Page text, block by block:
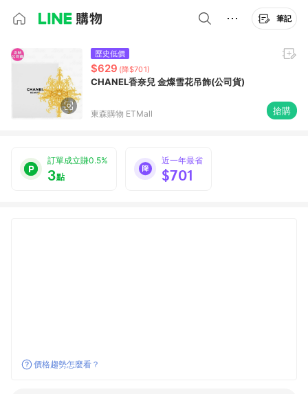
筆記
歷史低價
$629 (降$701)
CHANEL香奈兒 金燦雪花吊飾(公司貨)
東森購物 ETMall 搶購
訂單成立賺0.5%
3點
近一年最省
$701
價格趨勢怎麼看？